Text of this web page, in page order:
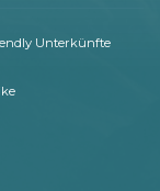
Unterkünfte